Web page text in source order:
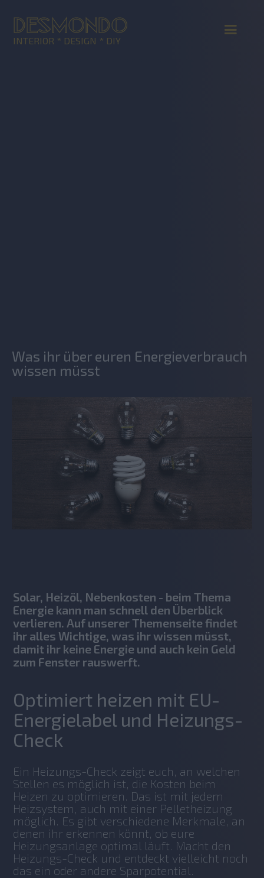
DESMONDO
INTERIOR * DESIGN * DIY
Was ihr über euren Energieverbrauch
wissen müsst
Solar, Heizöl, Nebenkosten - beim Thema
Energie kann man schnell den Überblick
verlieren. Auf unserer Themenseite findet
ihr alles Wichtige, was ihr wissen müsst,
damit ihr keine Energie und auch kein Geld
zum Fenster rauswerft.
Optimiert heizen mit EU-
Energielabel und Heizungs-
Check
Ein Heizungs-Check zeigt euch, an welchen
Stellen es möglich ist, die Kosten beim
Heizen zu optimieren. Das ist mit jedem
Heizsystem, auch mit einer Pelletheizung
möglich. Es gibt verschiedene Merkmale, an
denen ihr erkennen könnt, ob eure
Heizungsanlage optimal läuft. Macht den
Heizungs-Check und entdeckt vielleicht noch
das ein oder andere Sparpotential.